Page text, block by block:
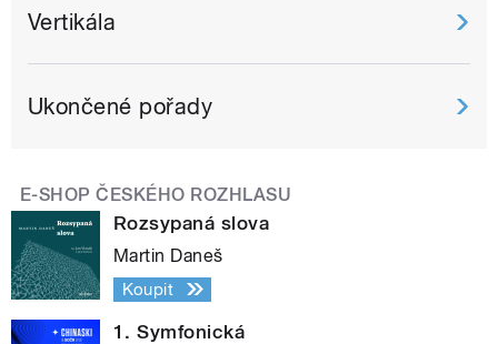
Vertikála
Ukončené pořady
E-SHOP ČESKÉHO ROZHLASU
Rozsypaná slova
Martin Daneš
Koupit
1. Symfonická